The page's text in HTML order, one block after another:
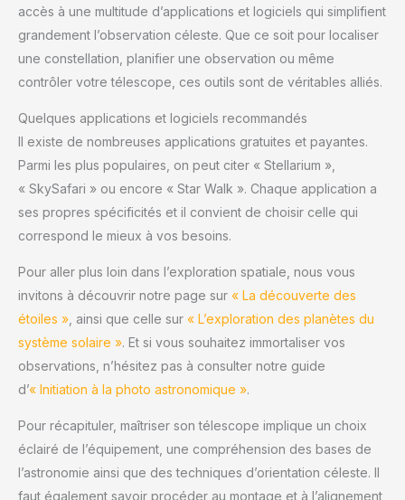
accès à une multitude d’applications et logiciels qui simplifient
grandement l’observation céleste. Que ce soit pour localiser
une constellation, planifier une observation ou même
contrôler votre télescope, ces outils sont de véritables alliés.
Quelques applications et logiciels recommandés
Il existe de nombreuses applications gratuites et payantes.
Parmi les plus populaires, on peut citer « Stellarium »,
« SkySafari » ou encore « Star Walk ». Chaque application a
ses propres spécificités et il convient de choisir celle qui
correspond le mieux à vos besoins.
Pour aller plus loin dans l’exploration spatiale, nous vous
invitons à découvrir notre page sur « La découverte des
étoiles » , ainsi que celle sur « L’exploration des planètes du
système solaire ». Et si vous souhaitez immortaliser vos
observations, n’hésitez pas à consulter notre guide
d’« Initiation à la photo astronomique ».
Pour récapituler, maîtriser son télescope implique un choix
éclairé de l’équipement, une compréhension des bases de
l’astronomie ainsi que des techniques d’orientation céleste. Il
faut également savoir procéder au montage et à l’alignement